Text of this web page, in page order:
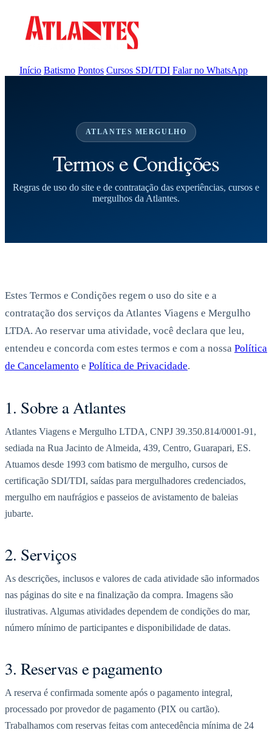
Início Batismo Pontos Cursos SDI/TDI Falar no WhatsApp
ATLANTES MERGULHO
Termos e Condições
Regras de uso do site e de contratação das experiências, cursos e
mergulhos da Atlantes.
Estes Termos e Condições regem o uso do site e a
contratação dos serviços da Atlantes Viagens e Mergulho
LTDA. Ao reservar uma atividade, você declara que leu,
entendeu e concorda com estes termos e com a nossa Política
de Cancelamento e Política de Privacidade.
1. Sobre a Atlantes
Atlantes Viagens e Mergulho LTDA, CNPJ 39.350.814/0001-91,
sediada na Rua Jacinto de Almeida, 439, Centro, Guarapari, ES.
Atuamos desde 1993 com batismo de mergulho, cursos de
certificação SDI/TDI, saídas para mergulhadores credenciados,
mergulho em naufrágios e passeios de avistamento de baleias
jubarte.
2. Serviços
As descrições, inclusos e valores de cada atividade são informados
nas páginas do site e na finalização da compra. Imagens são
ilustrativas. Algumas atividades dependem de condições do mar,
número mínimo de participantes e disponibilidade de datas.
3. Reservas e pagamento
A reserva é confirmada somente após o pagamento integral,
processado por provedor de pagamento (PIX ou cartão).
Trabalhamos com reservas feitas com antecedência mínima de 24